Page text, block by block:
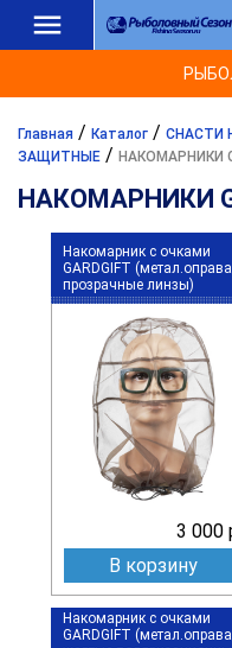
Главная / Каталог / СНАСТИ
ЗАЩИТНЫЕ / НАКОМАРНИКИ
НАКОМАРНИКИ
Накомарник с очками
GARDGIFT
прозрачные линзы)
3 000
В корзину
Накомарник с очками
GARDGIFT